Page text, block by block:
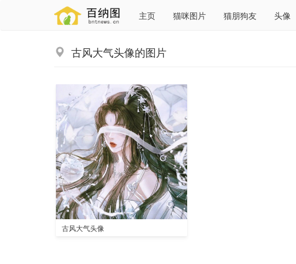
主页 猫咪图片 猫朋狗友 头像
古风大气头像的图片
古风大气头像